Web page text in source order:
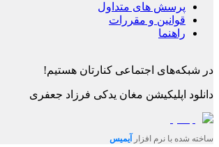
پرسش های متداول
قوانین و مقررات
راهنما
در شبکه‌های اجتماعی کنارتان هستیم!
دانلود اپلیکیشن مغان یدکی فرزاد جعفری
ساخته شده با نرم افزار آیمیس